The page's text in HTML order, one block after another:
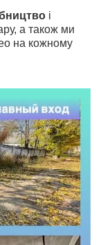
і
а також ми
на кожному